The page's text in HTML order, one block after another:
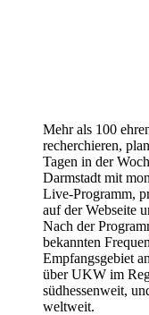
Mehr als 100
recherchieren,
Tagen in der
Darmstadt mit
Live-Programm,
auf der Webseite
Nach der
bekannten
Empfangsgebiet
über UKW im
südhessenweit,
weltweit.